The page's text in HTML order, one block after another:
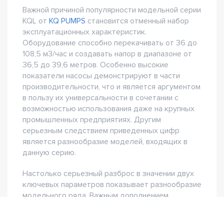
Важной причиной популярности модельной серии
KQL от KQ PUMPS становится отменный набор
эксплуатационных характеристик.
Оборудование способно перекачивать от 36 до
108,5 м3/час и создавать напор в диапазоне от
36,5 до 39,6 метров. Особенно высокие
показатели насосы демонстрируют в части
производительности, что и является аргументом
в пользу их универсальности в сочетании с
возможностью использования даже на крупных
промышленных предприятиях. Другим
серьезным следствием приведенных цифр
является разнообразие моделей, входящих в
данную серию.
Настолько серьезный разброс в значении двух
ключевых параметров показывает разнообразие